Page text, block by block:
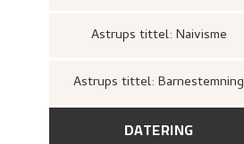
Astrups tittel: Naivisme
Astrups tittel: Barnestemning
DATERING